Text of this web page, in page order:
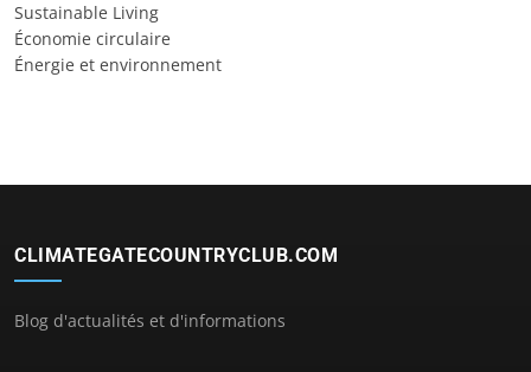
Sustainable Living
Économie circulaire
Énergie et environnement
CLIMATEGATECOUNTRYCLUB.COM
Blog d'actualités et d'informations